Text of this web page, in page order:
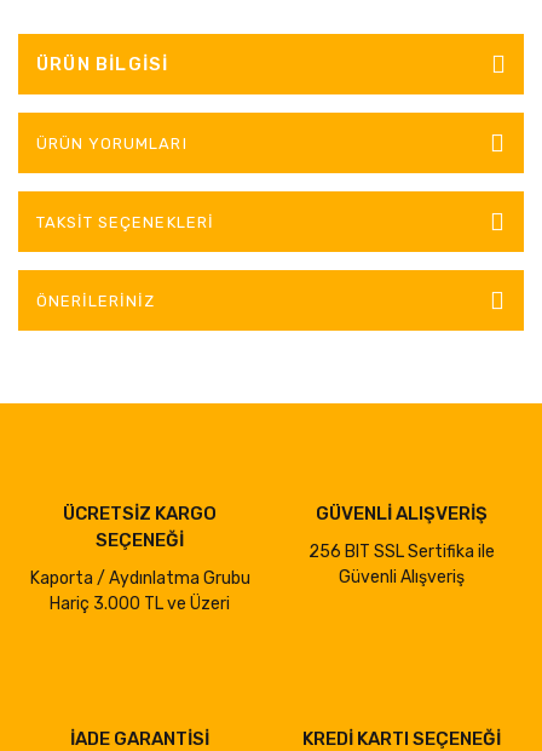
ÜRÜN BILGISI
ÜRÜN YORUMLARI
TAKSIT SEÇENEKLERI
ÖNERILERINIZ
ÜCRETSİZ KARGO
SEÇENEĞİ
Kaporta / Aydınlatma Grubu
Hariç 3.000 TL ve Üzeri
GÜVENLİ ALIŞVERİŞ
256 BIT SSL Sertifika ile
Güvenli Alışveriş
İADE GARANTİSİ KREDİ KARTI SEÇENEĞİ